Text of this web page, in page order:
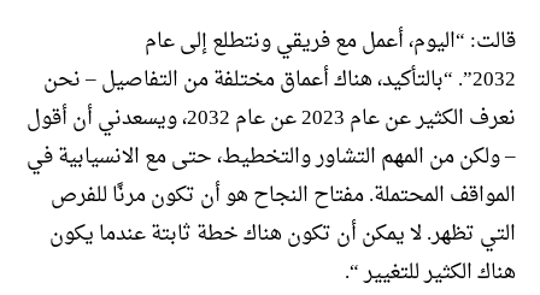
قالت: “اليوم، أعمل مع فريقي ونتطلع إلى عام
2032”. “بالتأكيد، هناك أعماق مختلفة من التفاصيل – نحن
نعرف الكثير عن عام 2023 عن عام 2032، ويسعدني أن أقول
– ولكن من المهم التشاور والتخطيط، حتى مع الانسيابية في
المواقف المحتملة. مفتاح النجاح هو أن تكون مرنًا للفرص
التي تظهر. لا يمكن أن تكون هناك خطة ثابتة عندما يكون
هناك الكثير للتغيير “.